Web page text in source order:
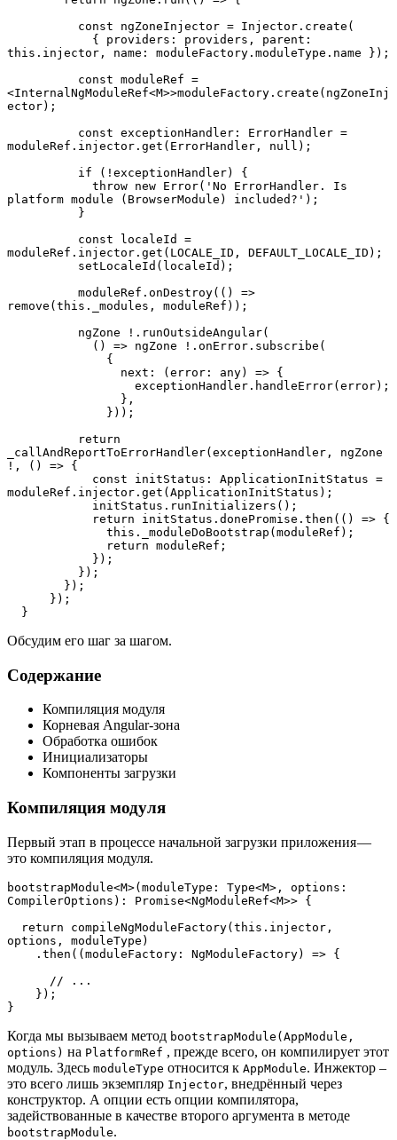
this.injector, name: moduleFactory.moduleType.name });
<InternalNgModuleRef<M>>moduleFactory.create(ngZoneInj
ector);
moduleRef.injector.get(ErrorHandler, null);
platform module (BrowserModule) included?');
moduleRef.injector.get(LOCALE_ID, DEFAULT_LOCALE_ID);
remove(this._modules, moduleRef));
_callAndReportToErrorHandler(exceptionHandler, ngZone
!, () => {
moduleRef.injector.get(ApplicationInitStatus);
  }
Обсудим его шаг за шагом.
Содержание
Компиляция модуля
Корневая Angular-зона
Обработка ошибок
Инициализаторы
Компоненты загрузки
Компиляция модуля
Первый этап в процессе начальной загрузки приложения —
это компиляция модуля.
bootstrapModule<M>(moduleType: Type<M>, options:
CompilerOptions): Promise<NgModuleRef<M>> {
options, moduleType)
}
Когда мы вызываем метод bootstrapModule(AppModule,
options) на PlatformRef , прежде всего, он компилирует этот
модуль. Здесь moduleType относится к AppModule. Инжектор –
это всего лишь экземпляр Injector, внедрённый через
конструктор. А опции есть опции компилятора,
задействованные в качестве второго аргумента в методе
bootstrapModule.